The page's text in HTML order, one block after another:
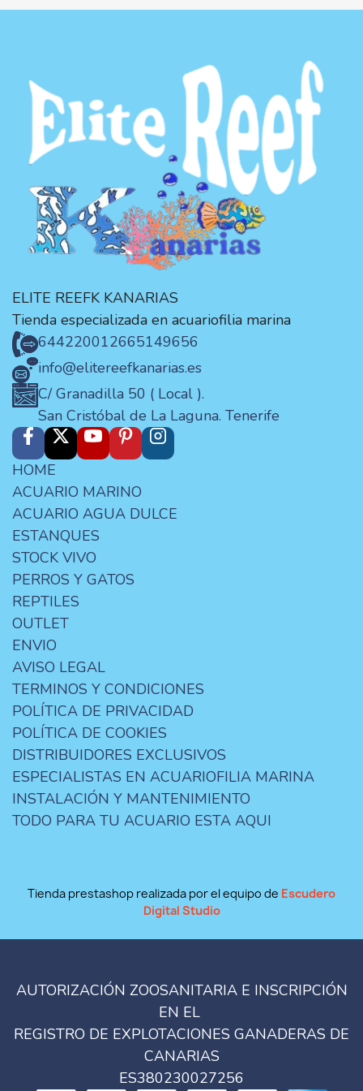
ELITE REEFK KANARIAS
Tienda especializada en acuariofilia marina
644220012665149656
info@elitereefkanarias.es
C/ Granadilla 50 ( Local ).
San Cristóbal de La Laguna. Tenerife
HOME
ACUARIO MARINO
ACUARIO AGUA DULCE
ESTANQUES
STOCK VIVO
PERROS Y GATOS
REPTILES
OUTLET
ENVIO
AVISO LEGAL
TERMINOS Y CONDICIONES
POLÍTICA DE PRIVACIDAD
POLÍTICA DE COOKIES
DISTRIBUIDORES EXCLUSIVOS
ESPECIALISTAS EN ACUARIOFILIA MARINA
INSTALACIÓN Y MANTENIMIENTO
TODO PARA TU ACUARIO ESTA AQUI
Tienda prestashop realizada por el equipo de Escudero
Digital Studio
AUTORIZACIÓN ZOOSANITARIA E INSCRIPCIÓN
EN EL
REGISTRO DE EXPLOTACIONES GANADERAS DE
CANARIAS
ES380230027256